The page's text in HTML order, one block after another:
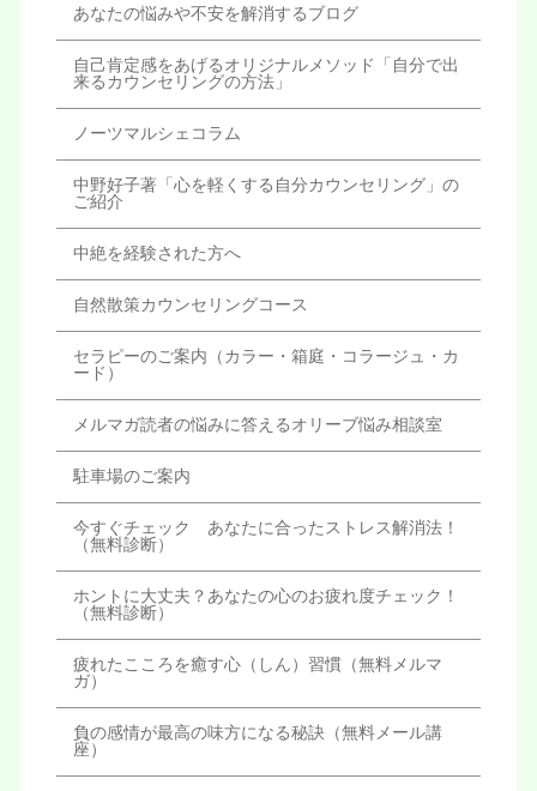
あなたの悩みや不安を解消するブログ
自己肯定感をあげるオリジナルメソッド「自分で出
来るカウンセリングの方法」
ノーツマルシェコラム
中野好子著「心を軽くする自分カウンセリング」の
ご紹介
中絶を経験された方へ
自然散策カウンセリングコース
セラピーのご案内（カラー・箱庭・コラージュ・カ
ード）
メルマガ読者の悩みに答えるオリーブ悩み相談室
駐車場のご案内
今すぐチェック あなたに合ったストレス解消法！
（無料診断）
ホントに大丈夫？あなたの心のお疲れ度チェック！
（無料診断）
疲れたこころを癒す心（しん）習慣（無料メルマ
ガ）
負の感情が最高の味方になる秘訣（無料メール講
座）